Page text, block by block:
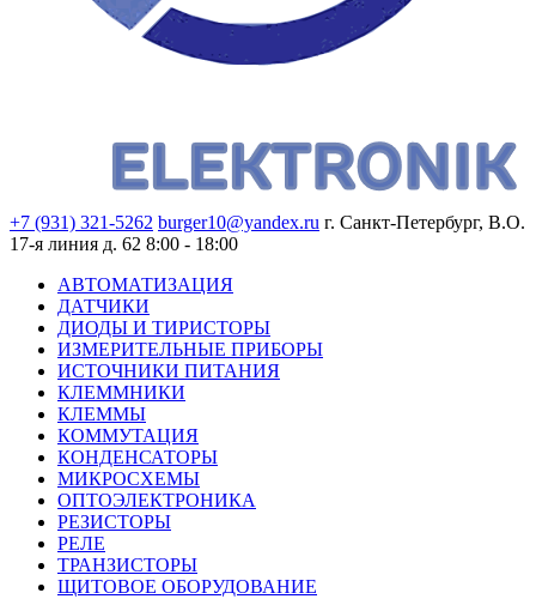
+7 (931) 321-5262 burger10@yandex.ru г. Санкт-Петербург, В.О.
17-я линия д. 62 8:00 - 18:00
АВТОМАТИЗАЦИЯ
ДАТЧИКИ
ДИОДЫ И ТИРИСТОРЫ
ИЗМЕРИТЕЛЬНЫЕ ПРИБОРЫ
ИСТОЧНИКИ ПИТАНИЯ
КЛЕММНИКИ
КЛЕММЫ
КОММУТАЦИЯ
КОНДЕНСАТОРЫ
МИКРОСХЕМЫ
ОПТОЭЛЕКТРОНИКА
РЕЗИСТОРЫ
РЕЛЕ
ТРАНЗИСТОРЫ
ЩИТОВОЕ ОБОРУДОВАНИЕ